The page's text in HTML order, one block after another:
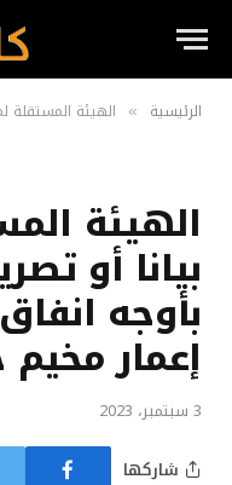
الرئيسية » الهيئة المستقلة لم تصدر
الهيئة
بيانا أو
بأوجه
إعمار
3 سبتمبر، 2023
شاركها